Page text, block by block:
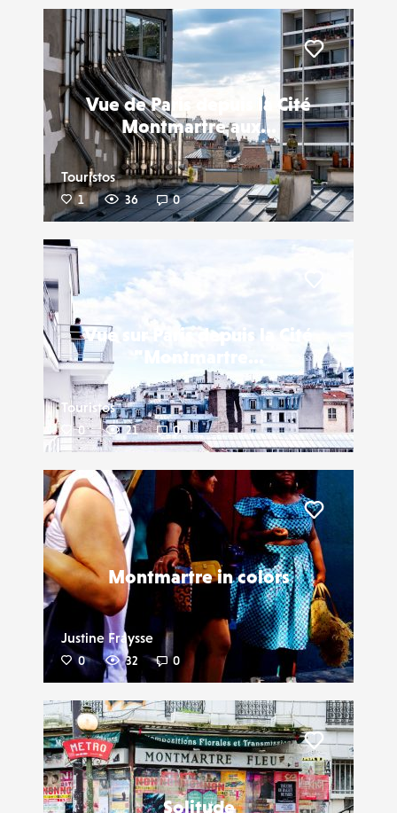
Vue de Paris depuis la Cité
Montmartre aux...
Touristos
1 36 0
Liker
Vue sur Paris depuis la Cité
"Montmartre...
Touristos
0 21 0
Montmartre in colors
Justine Fraysse
0 32 0
Solitude
Liker